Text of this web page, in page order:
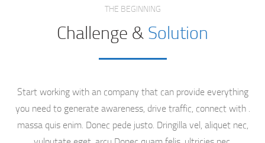
THE BEGINNING
Challenge &Solution
Start working with an company that can provide everything
you need to generate awareness, drive traffic, connect with .
massa quis enim. Donec pede justo. Dringilla vel, aliquet nec,